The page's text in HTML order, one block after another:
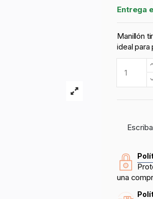
Entrega
Manillón
ideal para
una